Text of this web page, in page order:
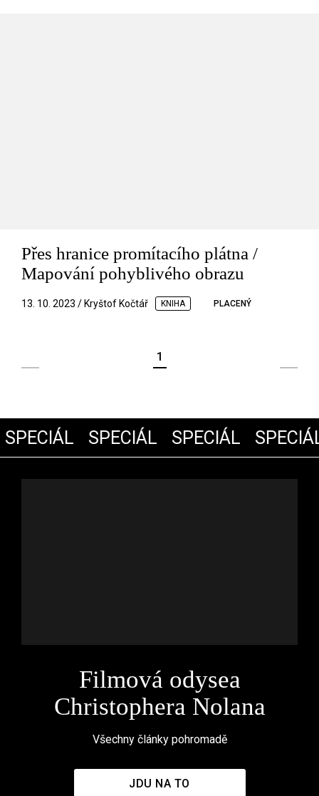
Přes hranice promítacího plátna /
Mapování pohyblivého obrazu
13. 10. 2023 / Kryštof Kočtář KNIHA PLACENÝ
1
SPECIÁL SPECIÁL SPECIÁL
Filmová odysea
Christophera Nolana
Všechny články pohromadě
JDU NA TO